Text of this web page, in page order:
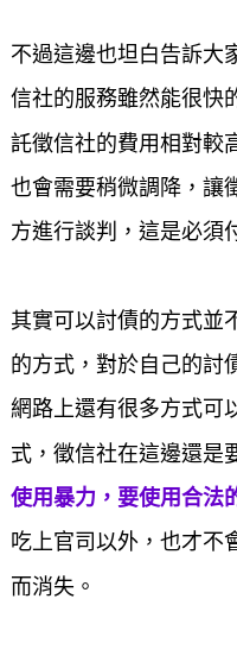
不過這邊也坦白告訴大
信社的服務雖然能很快
託徵信社的費用相對較
也會需要稍微調降，讓
方進行談判，這是必須
其實可以討債的方式並
的方式，對於自己的討
網路上還有很多方式可
式，徵信社在這邊還是
使用暴力，要使用合法
吃上官司以外，也才不
而消失。